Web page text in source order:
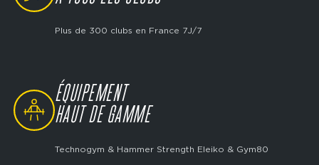
Plus de 300 clubs en France 7J/7
SVG
ÉQUIPEMENT
HAUT DE GAMME
Technogym & Hammer Strength Eleiko & Gym80